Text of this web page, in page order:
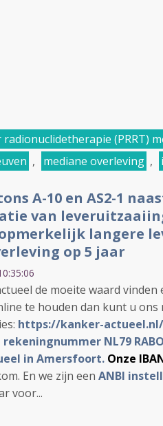
(PRRT)
, mediane overleving ,
A-10 en AS2-1
van
langere
op 5 jaar
de moeite waard
te houden dan kunt u
https://kanker-
rekeningnummer NL79
in Amersfoort. Onze
En we zijn een ANBI
voor...